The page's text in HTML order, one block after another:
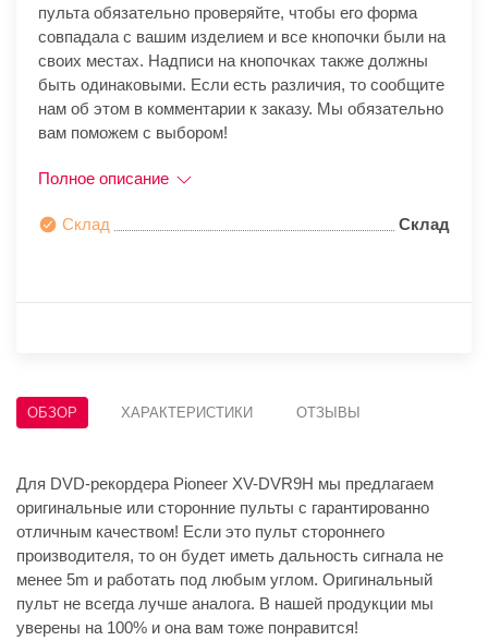
пульта обязательно проверяйте, чтобы его форма
совпадала с вашим изделием и все кнопочки были на
своих местах. Надписи на кнопочках также должны
быть одинаковыми. Если есть различия, то сообщите
нам об этом в комментарии к заказу. Мы обязательно
вам поможем с выбором!
Полное описание
Склад Склад
ОБЗОР ХАРАКТЕРИСТИКИ ОТЗЫВЫ
Для DVD-рекордера Pioneer XV-DVR9H мы предлагаем
оригинальные или сторонние пульты с гарантированно
отличным качеством! Если это пульт стороннего
производителя, то он будет иметь дальность сигнала не
менее 5m и работать под любым углом. Оригинальный
пульт не всегда лучше аналога. В нашей продукции мы
уверены на 100% и она вам тоже понравится!